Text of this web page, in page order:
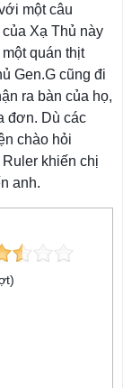
một câu
Xạ Thủ này
quán thịt
Gen.G cũng đi
ra bàn của họ,
đơn. Dù các
chào hỏi
khiến chị
anh.